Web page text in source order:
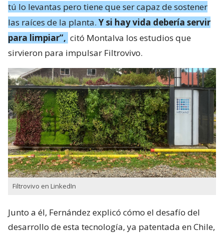
tú lo levantas pero tiene que ser capaz de sostener
las raíces de la planta. Y si hay vida debería servir
para limpiar”, citó Montalva los estudios que
sirvieron para impulsar Filtrovivo.
Filtrovivo en LinkedIn
Junto a él, Fernández explicó cómo el desafío del
desarrollo de esta tecnología, ya patentada en Chile,